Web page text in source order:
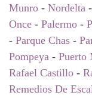
Munro - Nordelta -
Once - Palermo -
- Parque Chas -
Pompeya - Puerto
Rafael Castillo -
Remedios De